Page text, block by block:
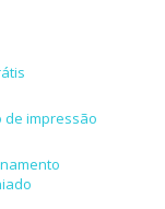
espaços
O espaço
de impressão